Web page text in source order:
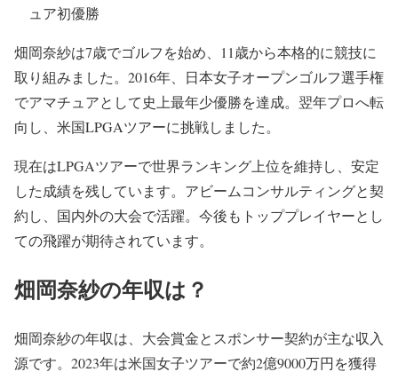
ュア初優勝
畑岡奈紗は7歳でゴルフを始め、11歳から本格的に競技に
取り組みました。2016年、日本女子オープンゴルフ選手権
でアマチュアとして史上最年少優勝を達成。翌年プロへ転
向し、米国LPGAツアーに挑戦しました。
現在はLPGAツアーで世界ランキング上位を維持し、安定
した成績を残しています。アビームコンサルティングと契
約し、国内外の大会で活躍。今後もトッププレイヤーとし
ての飛躍が期待されています。
畑岡奈紗の年収は？
畑岡奈紗の年収は、大会賞金とスポンサー契約が主な収入
源です。2023年は米国女子ツアーで約2億9000万円を獲得